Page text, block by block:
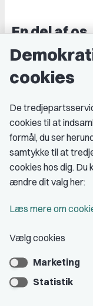
En del af os
Grupper og kredse
Fordele som
Kontingent
Bliv medlem
cookies
De
cookies til at
formål, du ser
samtykke til at
cookies hos dig.
ændre dit valg her:
Læs mere om
Vælg cookies
Marketing
Statistik